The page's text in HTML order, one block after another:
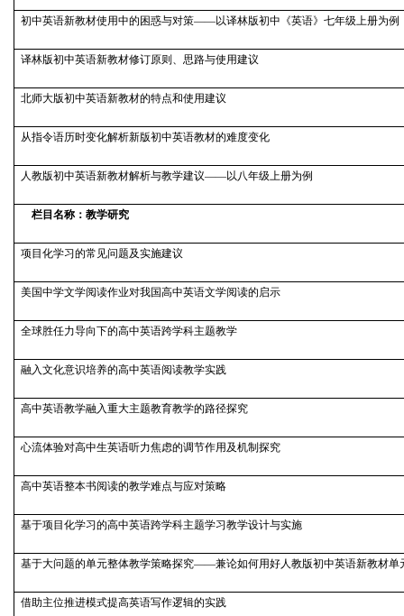
初中英语新教材使用中的困惑与对策——以译林版初中《英语》七年级上册为例
译林版初中英语新教材修订原则、思路与使用建议
北师大版初中英语新教材的特点和使用建议
从指令语历时变化解析新版初中英语教材的难度变化
人教版初中英语新教材解析与教学建议——以八年级上册为例
栏目名称：教学研究
项目化学习的常见问题及实施建议
美国中学文学阅读作业对我国高中英语文学阅读的启示
全球胜任力导向下的高中英语跨学科主题教学
融入文化意识培养的高中英语阅读教学实践
高中英语教学融入重大主题教育教学的路径探究
心流体验对高中生英语听力焦虑的调节作用及机制探究
高中英语整本书阅读的教学难点与应对策略
基于项目化学习的高中英语跨学科主题学习教学设计与实施
基于大问题的单元整体教学策略探究——兼论如何用好人教版初中英语新教材单
借助主位推进模式提高英语写作逻辑的实践